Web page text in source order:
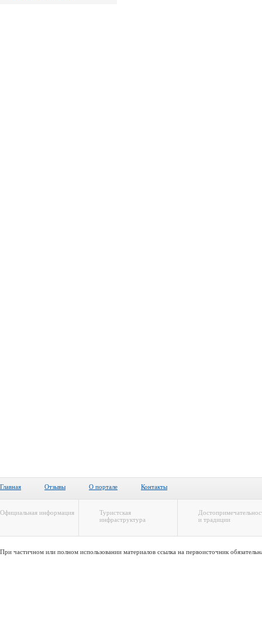
Главная Отзывы О портале Контакты
Официальная информация
Туристская
инфраструктура
и традиции
При частичном или полном использовании материалов ссылка на первоисточник